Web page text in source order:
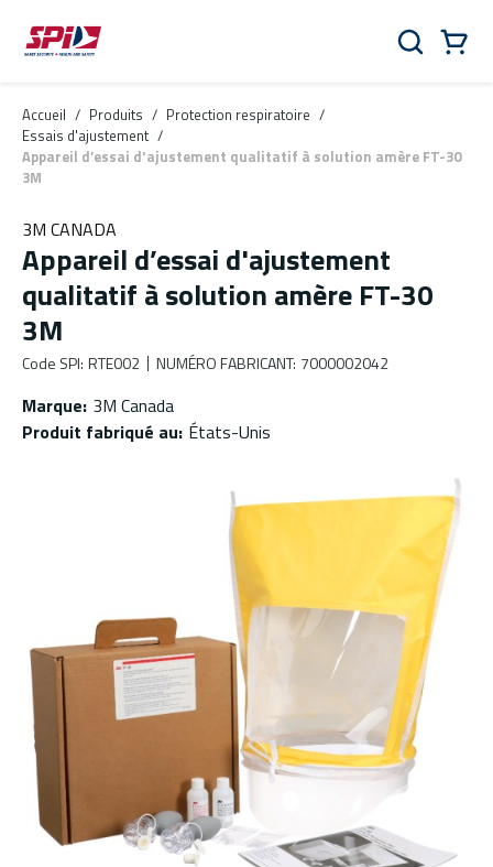
Aller au contenu principal
Skip to menu
Skip to footer
Rechercher
Accueil / Produits / Protection respiratoire /
Essais d'ajustement /
Appareil d’essai d'ajustement qualitatif à solution amère FT-30
3M
3M CANADA
Appareil d’essai d'ajustement
qualitatif à solution amère FT-30
3M
Code SPI: RTE002 NUMÉRO FABRICANT: 7000002042
Marque: 3M Canada
Produit fabriqué au: États-Unis